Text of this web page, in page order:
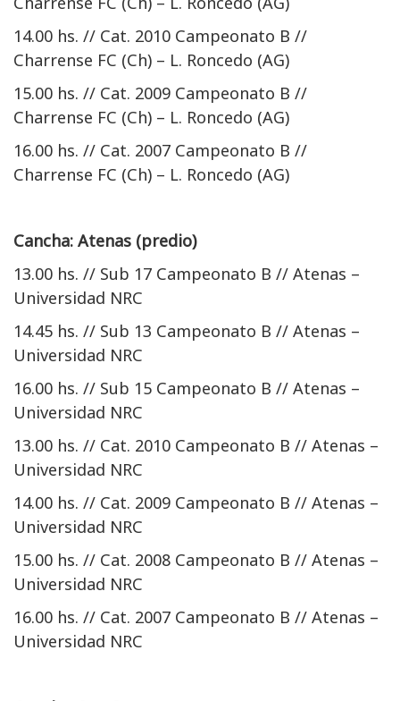
14.00 hs. // Cat. 2010 Campeonato B //
Charrense FC (Ch) – L. Roncedo (AG)
15.00 hs. // Cat. 2009 Campeonato B //
Charrense FC (Ch) – L. Roncedo (AG)
16.00 hs. // Cat. 2007 Campeonato B //
Charrense FC (Ch) – L. Roncedo (AG)
Cancha: Atenas (predio)
13.00 hs. // Sub 17 Campeonato B // Atenas –
Universidad NRC
14.45 hs. // Sub 13 Campeonato B // Atenas –
Universidad NRC
16.00 hs. // Sub 15 Campeonato B // Atenas –
Universidad NRC
13.00 hs. // Cat. 2010 Campeonato B // Atenas –
Universidad NRC
14.00 hs. // Cat. 2009 Campeonato B // Atenas –
Universidad NRC
15.00 hs. // Cat. 2008 Campeonato B // Atenas –
Universidad NRC
16.00 hs. // Cat. 2007 Campeonato B // Atenas –
Universidad NRC